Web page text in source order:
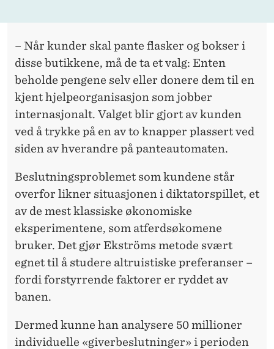
– Når kunder skal pante flasker og bokser i
disse butikkene, må de ta et valg: Enten
beholde pengene selv eller donere dem til en
kjent hjelpeorganisasjon som jobber
internasjonalt. Valget blir gjort av kunden
ved å trykke på en av to knapper plassert ved
siden av hverandre på panteautomaten.
Beslutningsproblemet som kundene står
overfor likner situasjonen i diktatorspillet, et
av de mest klassiske økonomiske
eksperimentene, som atferdsøkomene
bruker. Det gjør Ekströms metode svært
egnet til å studere altruistiske preferanser –
fordi forstyrrende faktorer er ryddet av
banen.
Dermed kunne han analysere 50 millioner
individuelle «giverbeslutninger» i perioden